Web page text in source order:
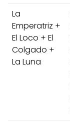
La
Emperatriz +
El Loco + El
Colgado +
La Luna